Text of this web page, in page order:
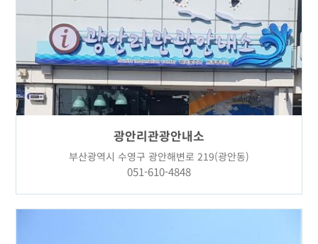
광안리관광안내소
부산광역시 수영구 광안해변로 219(광안동)
051-610-4848